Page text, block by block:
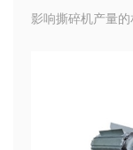
影响撕碎机产量